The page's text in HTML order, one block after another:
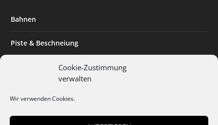
Cookie-Zustimmung
verwalten
Wir verwenden Cookies.
Bahnen
Piste & Beschneiung
Expertise & Technik